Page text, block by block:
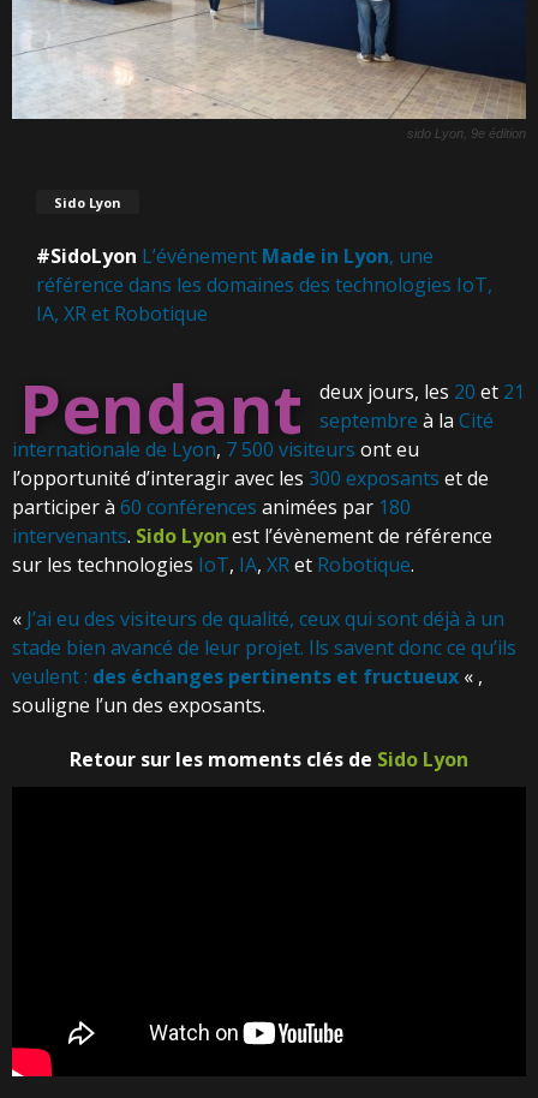
sido Lyon, 9e édition
Sido Lyon
#SidoLyon L’événement Made in Lyon, une
référence dans les domaines des technologies IoT,
IA, XR et Robotique
Pendant deux jours, les 20 et 21
septembre à la Cité
internationale de Lyon, 7 500 visiteurs ont eu
l’opportunité d’interagir avec les 300 exposants et de
participer à 60 conférences animées par 180
intervenants. Sido Lyon est l’évènement de référence
sur les technologies IoT, IA, XRet Robotique.
« J’ai eu des visiteurs de qualité, ceux qui sont déjà à un
stade bien avancé de leur projet. Ils savent donc ce qu’ils
veulent : des échanges pertinents et fructueux « ,
souligne l’un des exposants.
Retour sur les moments clés de Sido Lyon